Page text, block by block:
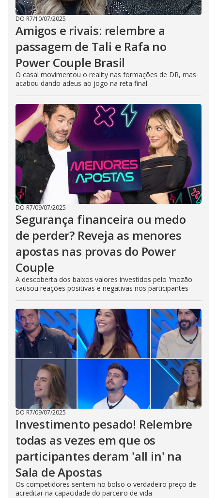
DO R7/10/07/2025
Amigos e rivais: relembre a
passagem de Tali e Rafa no
Power Couple Brasil
O casal movimentou o reality nas formações de DR, mas
acabou dando adeus ao jogo na reta final
DO R7/09/07/2025
Segurança financeira ou medo
de perder? Reveja as menores
apostas nas provas do Power
Couple
A descoberta dos baixos valores investidos pelo 'mozão'
causou reações positivas e negativas nos participantes
DO R7/09/07/2025
Investimento pesado! Relembre
todas as vezes em que os
participantes deram 'all in' na
Sala de Apostas
Os competidores sentem no bolso o verdadeiro preço de
acreditar na capacidade do parceiro de vida